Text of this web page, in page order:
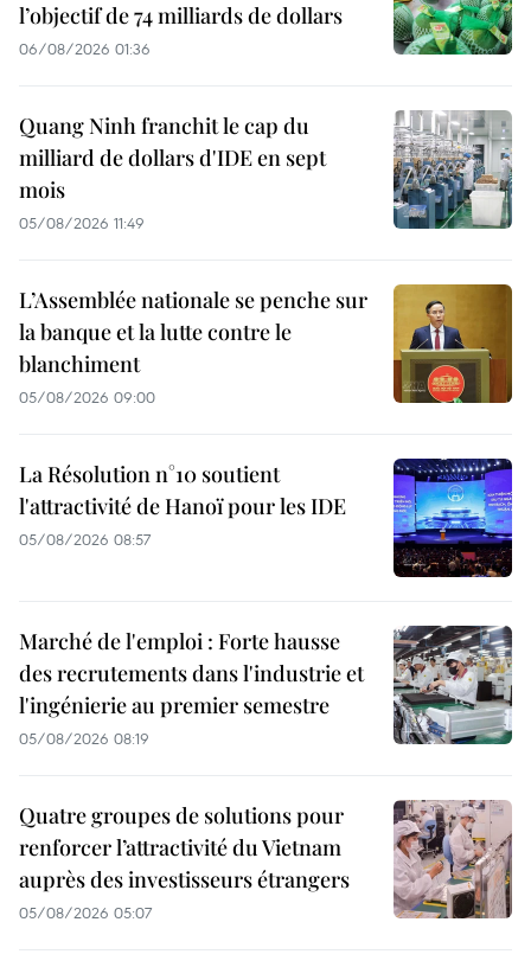
l’objectif de 74 milliards de dollars
06/08/2026 01:36
Quang Ninh franchit le cap du
milliard de dollars d'IDE en sept
mois
05/08/2026 11:49
L’Assemblée nationale se penche sur
la banque et la lutte contre le
blanchiment
05/08/2026 09:00
La Résolution n°10 soutient
l'attractivité de Hanoï pour les IDE
05/08/2026 08:57
Marché de l'emploi : Forte hausse
des recrutements dans l'industrie et
l'ingénierie au premier semestre
05/08/2026 08:19
Quatre groupes de solutions pour
renforcer l’attractivité du Vietnam
auprès des investisseurs étrangers
05/08/2026 05:07